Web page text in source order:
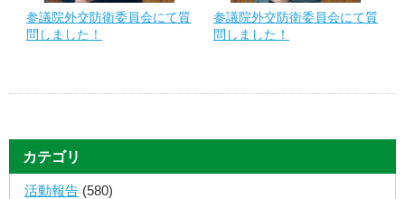
参議院外交防衛委員会にて質
問しました！
参議院外交防衛委員会にて質
問しました！
カテゴリ
活動報告 (580)